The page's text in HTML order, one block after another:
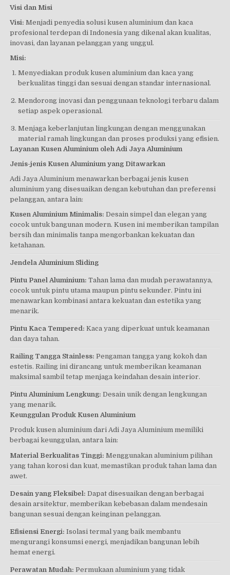
Visi dan Misi
Visi: Menjadi penyedia solusi kusen aluminium dan kaca
profesional terdepan di Indonesia yang dikenal akan kualitas,
inovasi, dan layanan pelanggan yang unggul.
Misi:
Menyediakan produk kusen aluminium dan kaca yang
berkualitas tinggi dan sesuai dengan standar internasional.
Mendorong inovasi dan penggunaan teknologi terbaru dalam
setiap aspek operasional.
Menjaga keberlanjutan lingkungan dengan menggunakan
material ramah lingkungan dan proses produksi yang efisien.
Layanan Kusen Aluminium oleh Adi Jaya Aluminium
Jenis-jenis Kusen Aluminium yang Ditawarkan
Adi Jaya Aluminium menawarkan berbagai jenis kusen
aluminium yang disesuaikan dengan kebutuhan dan preferensi
pelanggan, antara lain:
Kusen Aluminium Minimalis: Desain simpel dan elegan yang
cocok untuk bangunan modern. Kusen ini memberikan tampilan
bersih dan minimalis tanpa mengorbankan kekuatan dan
ketahanan.
Jendela Aluminium Sliding
Pintu Panel Aluminium: Tahan lama dan mudah perawatannya,
cocok untuk pintu utama maupun pintu sekunder. Pintu ini
menawarkan kombinasi antara kekuatan dan estetika yang
menarik.
Pintu Kaca Tempered: Kaca yang diperkuat untuk keamanan
dan daya tahan.
Railing Tangga Stainless: Pengaman tangga yang kokoh dan
estetis. Railing ini dirancang untuk memberikan keamanan
maksimal sambil tetap menjaga keindahan desain interior.
Pintu Aluminium Lengkung: Desain unik dengan lengkungan
yang menarik.
Keunggulan Produk Kusen Aluminium
Produk kusen aluminium dari Adi Jaya Aluminium memiliki
berbagai keunggulan, antara lain:
Material Berkualitas Tinggi: Menggunakan aluminium pilihan
yang tahan korosi dan kuat, memastikan produk tahan lama dan
awet.
Desain yang Fleksibel: Dapat disesuaikan dengan berbagai
desain arsitektur, memberikan kebebasan dalam mendesain
bangunan sesuai dengan keinginan pelanggan.
Efisiensi Energi: Isolasi termal yang baik membantu
mengurangi konsumsi energi, menjadikan bangunan lebih
hemat energi.
Perawatan Mudah: Permukaan aluminium yang tidak